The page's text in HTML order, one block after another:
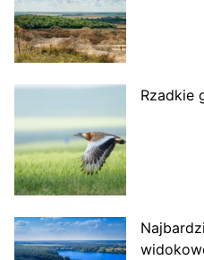
Rzadkie